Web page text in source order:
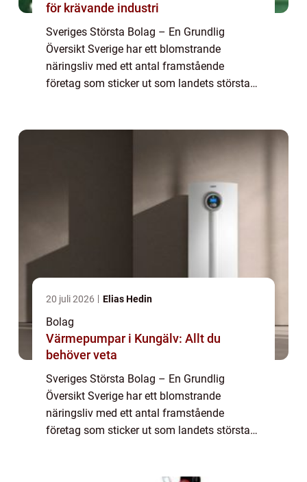
för krävande industri
Sveriges Största Bolag – En Grundlig
Översikt Sverige har ett blomstrande
näringsliv med ett antal framstående
företag som sticker ut som landets största
20 juli 2026 Elias Hedin
Bolag
Värmepumpar i Kungälv: Allt du
behöver veta
Sveriges Största Bolag – En Grundlig
Översikt Sverige har ett blomstrande
näringsliv med ett antal framstående
företag som sticker ut som landets största